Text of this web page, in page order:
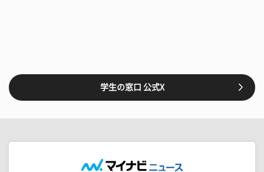
学生の窓口 公式X